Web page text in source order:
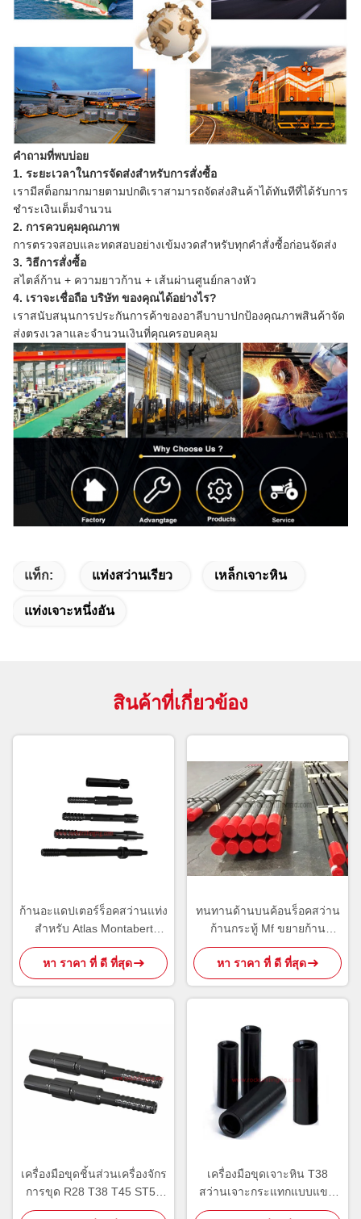
คำถามที่พบบ่อย
1. ระยะเวลาในการจัดส่งสำหรับการสั่งซื้อ
เรามีสต็อกมากมายตามปกติเราสามารถจัดส่งสินค้าได้ทันทีที่ได้รับการ
ชำระเงินเต็มจำนวน
2. การควบคุมคุณภาพ
การตรวจสอบและทดสอบอย่างเข้มงวดสำหรับทุกคำสั่งซื้อก่อนจัดส่ง
3. วิธีการสั่งซื้อ
สไตล์ก้าน + ความยาวก้าน + เส้นผ่านศูนย์กลางหัว
4. เราจะเชื่อถือ บริษัท ของคุณได้อย่างไร?
เราสนับสนุนการประกันการค้าของอาลีบาบาปกป้องคุณภาพสินค้าจัด
ส่งตรงเวลาและจำนวนเงินที่คุณครอบคลุม
แท็ก: แท่งสว่านเรียว เหล็กเจาะหิน
แท่งเจาะหนึ่งอัน
สินค้าที่เกี่ยวข้อง
ก้านอะแดปเตอร์ร็อคสว่านแท่ง
สำหรับ Atlas Montabert
Sandvik เครื่องมือขุดเจาะ
หา ราคา ที่ ดี ที่สุด
ทนทานด้านบนค้อนร็อคสว่าน
ก้านกระทู้ Mf ขยายก้าน
สำหรับการทำเหมือง / ระเบิด
หา ราคา ที่ ดี ที่สุด
เครื่องมือขุดชิ้นส่วนเครื่องจักร
การขุด R28 T38 T45 ST58
ก้านอะแดปเตอร์เหล็กกล้า
เครื่องมือขุดเจาะหิน T38
สว่านเจาะกระแทกแบบแขน
เกลียวสีดำ